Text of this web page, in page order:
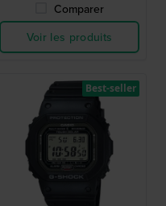
Comparer
Voir les produits
Best-seller